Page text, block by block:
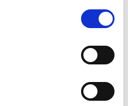
Sie können den